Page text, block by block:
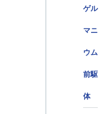
ゲル
マニ
ウム
前駆
体